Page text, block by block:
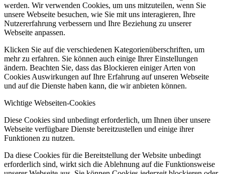
werden. Wir verwenden Cookies, um uns mitzuteilen, wenn Sie
unsere Webseite besuchen, wie Sie mit uns interagieren, Ihre
Nutzererfahrung verbessern und Ihre Beziehung zu unserer
Webseite anpassen.
Klicken Sie auf die verschiedenen Kategorienüberschriften, um
mehr zu erfahren. Sie können auch einige Ihrer Einstellungen
ändern. Beachten Sie, dass das Blockieren einiger Arten von
Cookies Auswirkungen auf Ihre Erfahrung auf unseren Webseite
und auf die Dienste haben kann, die wir anbieten können.
Wichtige Webseiten-Cookies
Diese Cookies sind unbedingt erforderlich, um Ihnen über unsere
Webseite verfügbare Dienste bereitzustellen und einige ihrer
Funktionen zu nutzen.
Da diese Cookies für die Bereitstellung der Website unbedingt
erforderlich sind, wirkt sich die Ablehnung auf die Funktionsweise